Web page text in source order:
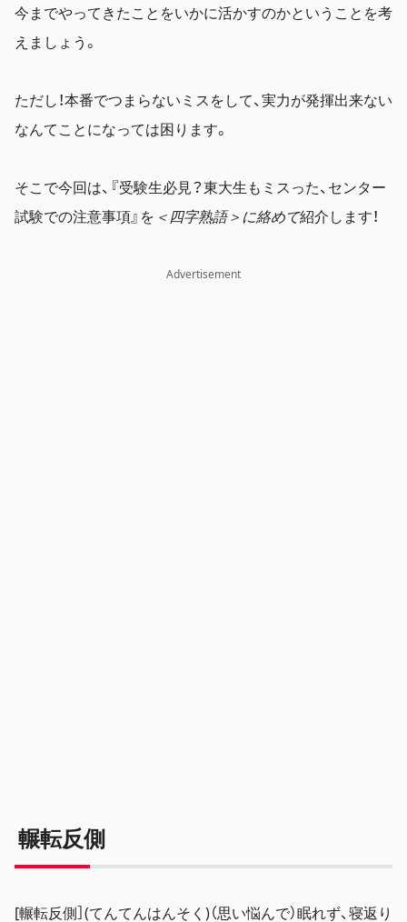
今までやってきたことをいかに活かすのかということを考
えましょう。
ただし！本番でつまらないミスをして、実力が発揮出来ない
なんてことになっては困ります。
そこで今回は、『受験生必見？東大生もミスった、センター
試験での注意事項』を ＜四字熟語＞に絡めて紹介します！
Advertisement
輾転反側
[輾転反側］(てんてんはんそく)（思い悩んで）眠れず、寝返り